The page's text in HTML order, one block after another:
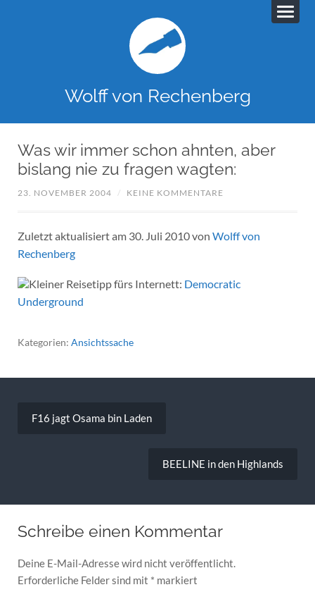
Wolff von Rechenberg
Was wir immer schon ahnten, aber
bislang nie zu fragen wagten:
23. NOVEMBER 2004 / KEINE KOMMENTARE
Zuletzt aktualisiert am 30. Juli 2010 von Wolff von
Rechenberg
Kleiner Reisetipp fürs Internett: Democratic
Underground
Kategorien: Ansichtssache
F16 jagt Osama bin Laden
BEELINE in den Highlands
Schreibe einen Kommentar
Deine E-Mail-Adresse wird nicht veröffentlicht.
Erforderliche Felder sind mit * markiert